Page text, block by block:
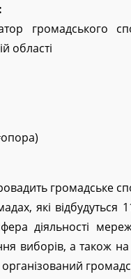
громадського
області
громадське
які
діяльності
виборів, а також